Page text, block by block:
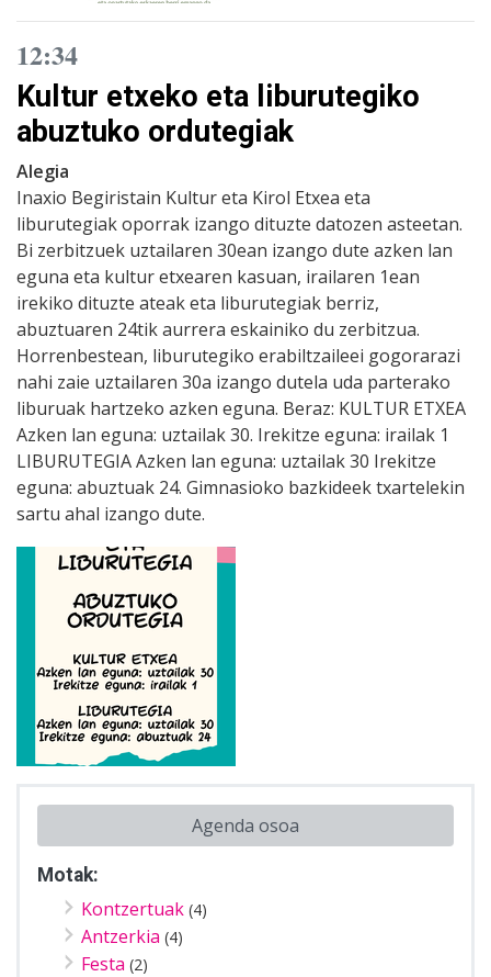
12:34
Kultur etxeko eta liburutegiko
abuztuko ordutegiak
Alegia
Inaxio Begiristain Kultur eta Kirol Etxea eta
liburutegiak oporrak izango dituzte datozen asteetan.
Bi zerbitzuek uztailaren 30ean izango dute azken lan
eguna eta kultur etxearen kasuan, irailaren 1ean
irekiko dituzte ateak eta liburutegiak berriz,
abuztuaren 24tik aurrera eskainiko du zerbitzua.
Horrenbestean, liburutegiko erabiltzaileei gogorarazi
nahi zaie uztailaren 30a izango dutela uda parterako
liburuak hartzeko azken eguna. Beraz: KULTUR ETXEA
Azken lan eguna: uztailak 30. Irekitze eguna: irailak 1
LIBURUTEGIA Azken lan eguna: uztailak 30 Irekitze
eguna: abuztuak 24. Gimnasioko bazkideek txartelekin
sartu ahal izango dute.
Agenda osoa
Motak:
Kontzertuak (4)
Antzerkia (4)
Festa (2)